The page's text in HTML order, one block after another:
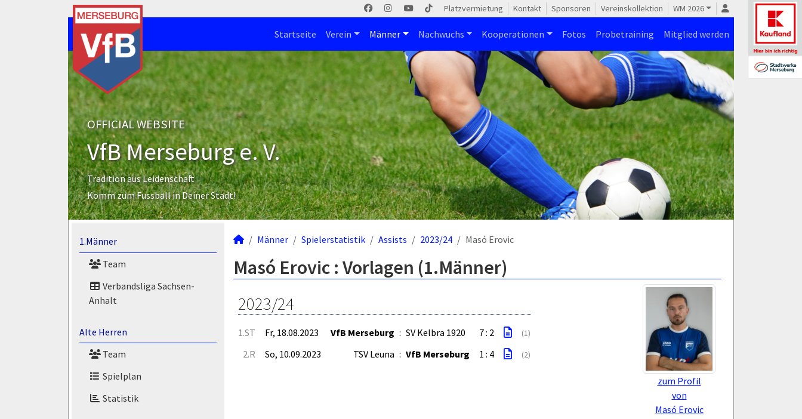
Platzvermietung Kontakt Sponsoren Vereinskollektion WM 2026
Startseite Verein Männer Nachwuchs Kooperationen Fotos Probetraining Mitglied werden
OFFICIAL WEBSITE
VfB Merseburg e. V.
Tradition aus Leidenschaft
Komm zum Fussball in Deiner Stadt!
1.Männer
Team
Verbandsliga Sachsen-
Anhalt
Alte Herren
Team
Spielplan
Statistik
Männer Spielerstatistik Assists 2023/24 Masó Erovic
Masó Erovic : Vorlagen (1.Männer)
zum Profil
von
Masó Erovic
2023/24
1.ST Fr, 18.08.2023 VfB Merseburg : SV Kelbra 1920 7 : 2 (1)
2.R So, 10.09.2023 TSV Leuna : VfB Merseburg 1 : 4 (2)